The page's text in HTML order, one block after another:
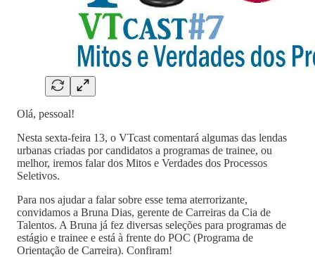
Olá, pessoal!
Nesta sexta-feira 13, o VTcast comentará algumas das lendas
urbanas criadas por candidatos a programas de trainee, ou
melhor, iremos falar dos Mitos e Verdades dos Processos
Seletivos.
Para nos ajudar a falar sobre esse tema aterrorizante,
convidamos a Bruna Dias, gerente de Carreiras da Cia de
Talentos. A Bruna já fez diversas seleções para programas de
estágio e trainee e está à frente do POC (Programa de
Orientação de Carreira). Confiram!